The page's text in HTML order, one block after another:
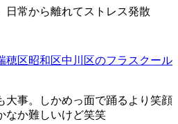
日常から離れてストレス発散
事。しかめっ面で踊るより笑顔
なか難しいけど笑笑